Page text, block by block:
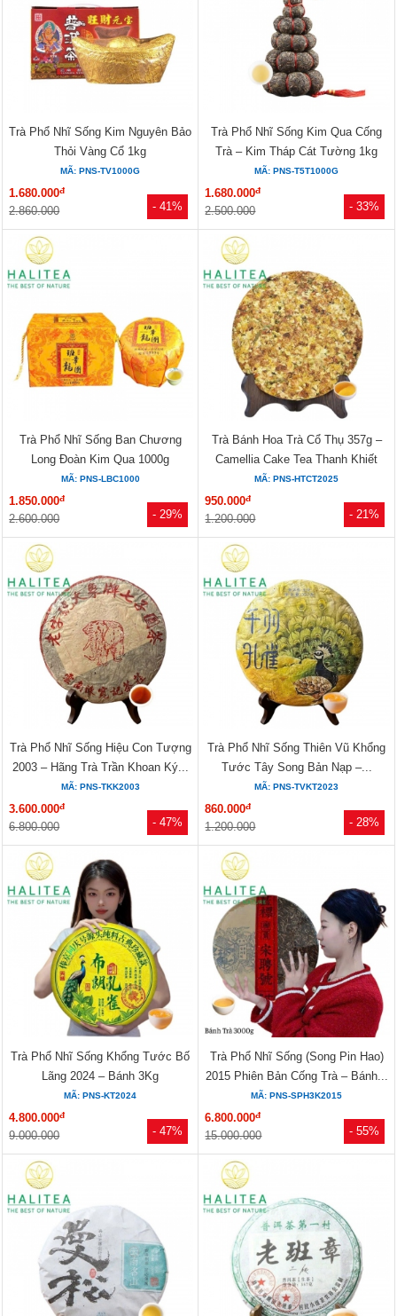
- 41%
Trà Phổ Nhĩ Sống Kim Nguyên Bảo
Thỏi Vàng Cổ 1kg
MÃ: PNS-TV1000G
1.680.000đ
2.860.000 - 33%
Trà Phổ Nhĩ Sống Kim Qua Cống
Trà – Kim Tháp Cát Tường 1kg
MÃ: PNS-T5T1000G
1.680.000đ
2.500.000
- 29%
Trà Phổ Nhĩ Sống Ban Chương
Long Đoàn Kim Qua 1000g
MÃ: PNS-LBC1000
1.850.000đ
2.600.000 - 21%
Trà Bánh Hoa Trà Cổ Thụ 357g –
Camellia Cake Tea Thanh Khiết
MÃ: PNS-HTCT2025
950.000đ
1.200.000
- 47%
Trà Phổ Nhĩ Sống Hiệu Con Tượng
2003 – Hãng Trà Trần Khoan Ký...
MÃ: PNS-TKK2003
3.600.000đ
6.800.000 - 28%
Trà Phổ Nhĩ Sống Thiên Vũ Khổng
Tước Tây Song Bản Nạp –...
MÃ: PNS-TVKT2023
860.000đ
1.200.000
- 47%
Trà Phổ Nhĩ Sống Khổng Tước Bố
Lãng 2024 – Bánh 3Kg
MÃ: PNS-KT2024
4.800.000đ
9.000.000 - 55%
Trà Phổ Nhĩ Sống (Song Pin Hao)
2015 Phiên Bản Cống Trà – Bánh...
MÃ: PNS-SPH3K2015
6.800.000đ
15.000.000